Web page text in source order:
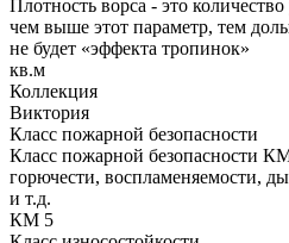
Плотность ворса - это
чем выше этот параметр, тем
не будет «эффекта тропинок»
кв.м
Коллекция
Виктория
Класс пожарной безопасности
Класс пожарной безопасности
горючести, воспламеняемости,
и т.д.
КМ 5